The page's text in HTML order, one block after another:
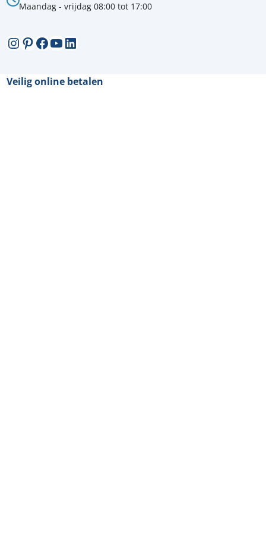
Maandag - vrijdag 08:00 tot 17:00
Instagram
Pinterest
Facebook
YouTube
LinkedIn
Veilig online betalen